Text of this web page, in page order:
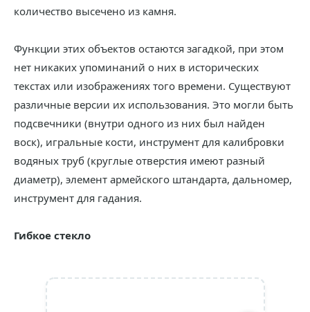
количество высечено из камня.
Функции этих объектов остаются загадкой, при этом
нет никаких упоминаний о них в исторических
текстах или изображениях того времени. Существуют
различные версии их использования. Это могли быть
подсвечники (внутри одного из них был найден
воск), игральные кости, инструмент для калибровки
водяных труб (круглые отверстия имеют разный
диаметр), элемент армейского штандарта, дальномер,
инструмент для гадания.
Гибкое стекло